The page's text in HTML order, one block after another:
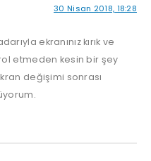
30 Nisan 2018, 18:28
ekranınız kırık ve
etmeden kesin bir şey
değişimi sonrası